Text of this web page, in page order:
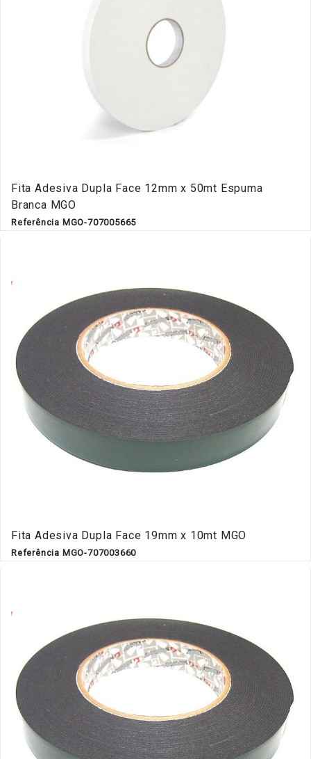
Fita Adesiva Dupla Face 12mm x 50mt Espuma
Branca MGO
Referência MGO-707005665
Fita Adesiva Dupla Face 19mm x 10mt MGO
Referência MGO-707003660